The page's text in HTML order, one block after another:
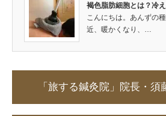
褐色脂肪細胞とは？冷
こんにちは。あんずの
近、暖かくなり、…
「旅する鍼灸院」院長・須